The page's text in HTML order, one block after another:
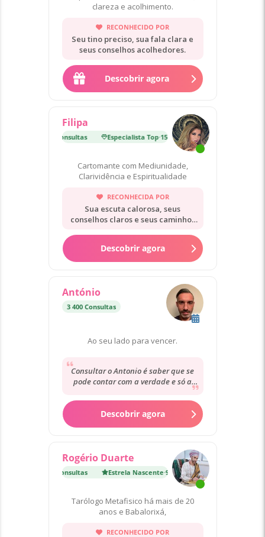
clareza e acolhimento.
RECONHECIDO POR
Seu tino preciso, sua fala clara e
seus conselhos acolhedores.
Descobrir agora
Filipa
15 000 Consultas Especialista Top·15 000 Consultas
Cartomante com Mediunidade,
Clarividência e Espiritualidade
RECONHECIDA POR
Sua escuta calorosa, seus
conselhos claros e seus caminhos
Descobrir agora
António
3 400 Consultas
Ao seu lado para vencer.
Consultar o Antonio é saber que se
pode contar com a verdade e só a
sempre com...
Descobrir agora
Rogério Duarte
9 900 Consultas Estrela Nascente·9 900 Consultas
Tarólogo Metafisico há mais de 20
anos e Babalorixá,
RECONHECIDO POR